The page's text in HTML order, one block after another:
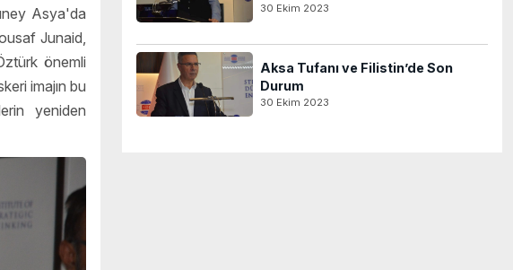
Asya'da
Junaid,
önemli
imajın bu
yeniden
30 Ekim 2023
Aksa Tufanı ve Filistin’de Son
Durum
30 Ekim 2023